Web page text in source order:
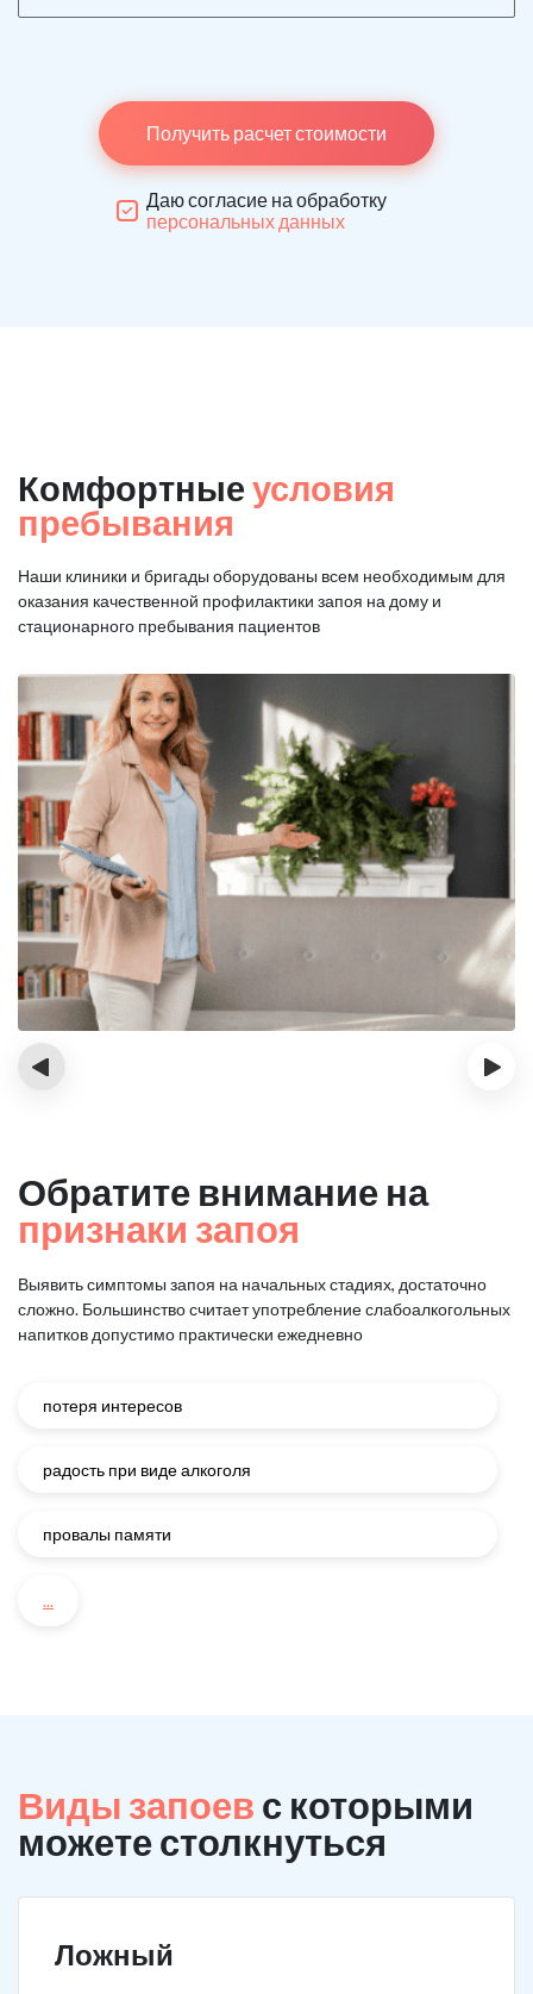
Получить расчет стоимости
Даю согласие на обработку
персональных данных
Комфортные условия
пребывания
Наши клиники и бригады оборудованы всем необходимым для
оказания качественной профилактики запоя на дому и
стационарного пребывания пациентов
‹ ›
Обратите внимание на
признаки запоя
Выявить симптомы запоя на начальных стадиях, достаточно
сложно. Большинство считает употребление слабоалкогольных
напитков допустимо практически ежедневно
потеря интересов
радость при виде алкоголя
провалы памяти
...
Виды запоев с которыми
можете столкнуться
Ложный